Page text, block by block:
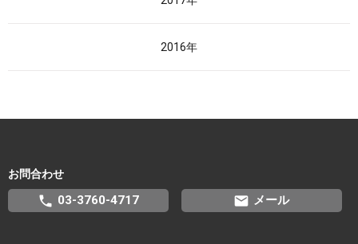
2016年
お問合わせ
phone 03-3760-4717 email メール